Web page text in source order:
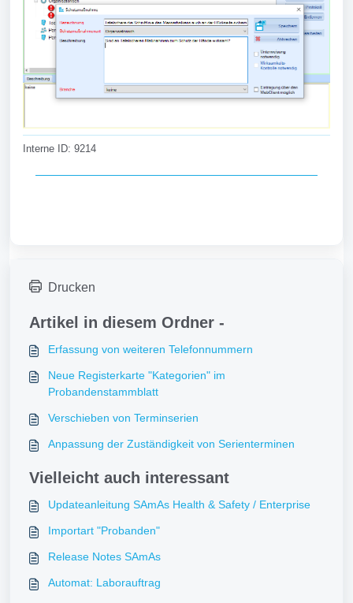
Interne ID: 9214
Drucken
Artikel in diesem Ordner -
Erfassung von weiteren Telefonnummern
Neue Registerkarte "Kategorien" im
Probandenstammblatt
Verschieben von Terminserien
Anpassung der Zuständigkeit von Serienterminen
Vielleicht auch interessant
Updateanleitung SAmAs Health & Safety / Enterprise
Importart "Probanden"
Release Notes SAmAs
Automat: Laborauftrag